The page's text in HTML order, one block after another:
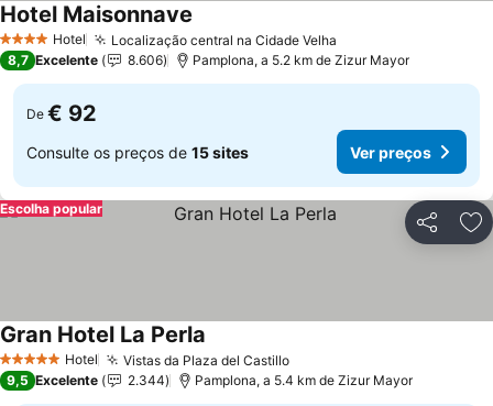
4 EstrelasHotel Localização central na Cidade Velha
Hotel Maisonnave
8,7 Excelente 8.606 Pamplona, a 5.2 km de Zizur Mayor
De € 92
Consulte os preços de 15 sites Ver preços
Partilhar
Escolha popular
5 Estrelas Hotel Vistas da Plaza del CastilloVer preços
Gran Hotel La Perla
9,5 Excelente 2.344 Pamplona, a 5.4 km de Zizur Mayor